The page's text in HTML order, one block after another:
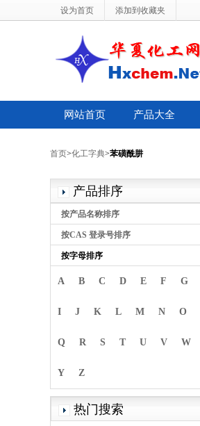
设为首页 添加到收藏夹
网站首页 产品大全
首页>化工字典>苯磺酰肼
产品排序
按产品名称排序
按CAS 登录号排序
按字母排序
A B C D E F G
I J K L M N O
Q R S T U V W
Y Z
热门搜索